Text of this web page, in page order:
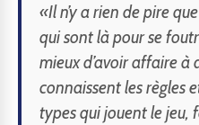
«Il n’y a rien de pire
qui sont là pour se
mieux d’avoir affaire à
connaissent les règles
types qui jouent le jeu,